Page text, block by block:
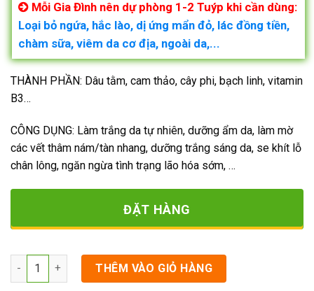
Mỗi Gia Đình nên dự phòng 1-2 Tuýp khi cần dùng:
Loại bỏ ngứa, hắc lào, dị ứng mẩn đỏ, lác đồng tiền,
chàm sữa, viêm da cơ địa, ngoài da,...
THÀNH PHẦN: Dâu tằm, cam thảo, cây phi, bạch linh, vitamin
B3…
CÔNG DỤNG: Làm trắng da tự nhiên, dưỡng ẩm da, làm mờ
các vết thâm nám/tàn nhang, dưỡng trắng sáng da, se khít lỗ
chân lông, ngăn ngừa tình trạng lão hóa sớm, …
ĐẶT HÀNG
Số lượng THÊM VÀO GIỎ HÀNG